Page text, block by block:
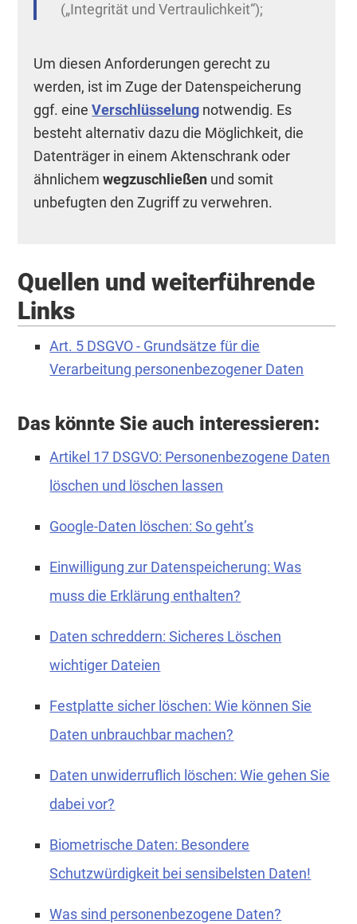
(„Integrität und Vertraulichkeit“);
Um diesen Anforderungen gerecht zu
werden, ist im Zuge der Datenspeicherung
ggf. eineVerschlüsselung notwendig. Es
besteht alternativ dazu die Möglichkeit, die
Datenträger in einem Aktenschrank oder
ähnlichemwegzuschließen und somit
unbefugten den Zugriff zu verwehren.
Quellen und weiterführende
Links
Art. 5 DSGVO - Grundsätze für die
Verarbeitung personenbezogener Daten
Das könnte Sie auch interessieren:
Artikel 17 DSGVO: Personenbezogene Daten
löschen und löschen lassen
Google-Daten löschen: So geht’s
Einwilligung zur Datenspeicherung: Was
muss die Erklärung enthalten?
Daten schreddern: Sicheres Löschen
wichtiger Dateien
Festplatte sicher löschen: Wie können Sie
Daten unbrauchbar machen?
Daten unwiderruflich löschen: Wie gehen Sie
dabei vor?
Biometrische Daten: Besondere
Schutzwürdigkeit bei sensibelsten Daten!
Was sind personenbezogene Daten?